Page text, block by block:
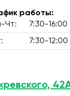
работы:
Чт:
7:30-16:00
7:30-12:00